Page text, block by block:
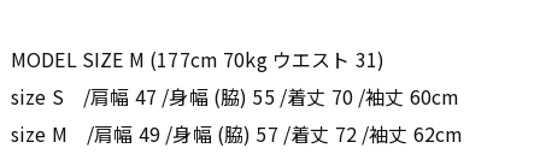
MODEL SIZE M (177cm 70kg ウエスト 31)
size S /肩幅 47 /身幅 (脇) 55 /着丈 70 /袖丈 60cm
size M /肩幅 49 /身幅 (脇) 57 /着丈 72 /袖丈 62cm